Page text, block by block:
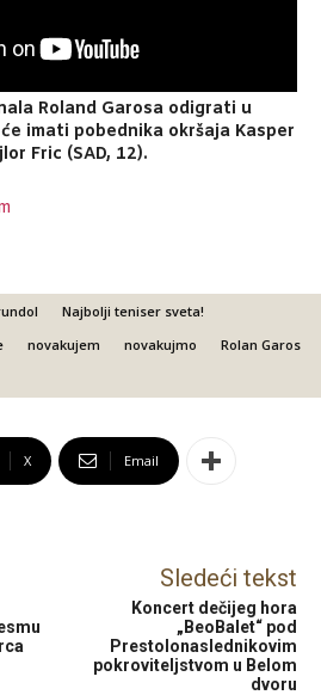
Roland Garosa odigrati u
imati pobednika okršaja Kasper
Fric (SAD, 12).
Najbolji teniser sveta!
novakujem novakujmo
Rolan Garos
X Email
Sledeći tekst
Koncert dečijeg hora
„BeoBalet“ pod
Prestolonaslednikovim
pokroviteljstvom u Belom
dvoru